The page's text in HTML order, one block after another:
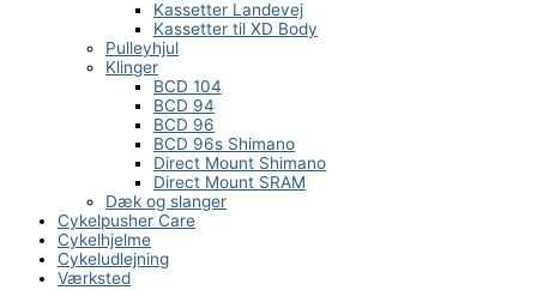
Kassetter Landevej
Kassetter til XD Body
Pulleyhjul
Klinger
BCD 104
BCD 94
BCD 96
BCD 96s Shimano
Direct Mount Shimano
Direct Mount SRAM
Dæk og slanger
Cykelpusher Care
Cykelhjelme
Cykeludlejning
Værksted